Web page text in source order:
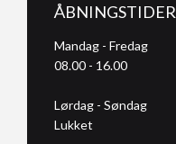
ÅBNINGSTIDER
Mandag - Fredag
08.00 - 16.00
Lørdag - Søndag
Lukket